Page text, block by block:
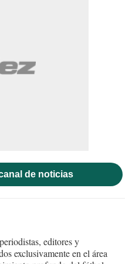
de noticias
editores y
exclusivamente en el área